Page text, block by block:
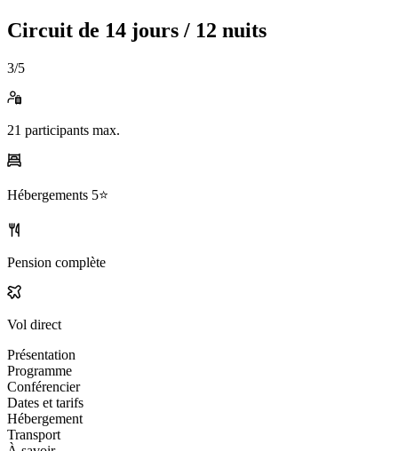
Circuit de 14 jours / 12 nuits
3/5
21 participants max.
Hébergements 5⭐️
Pension complète
Vol direct
Présentation
Programme
Conférencier
Dates et tarifs
Hébergement
Transport